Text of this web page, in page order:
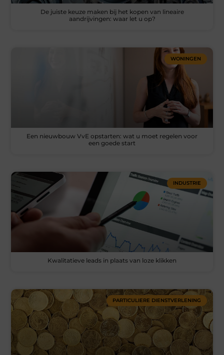
De juiste keuze maken bij het kopen van lineaire
aandrijvingen: waar let u op?
WONINGEN
Een nieuwbouw VvE opstarten: wat u moet regelen voor
een goede start
INDUSTRIE
Kwalitatieve leads in plaats van loze klikken
PARTICULIERE DIENSTVERLENING